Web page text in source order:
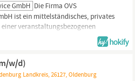
GmbH Die Firma OVS
ist ein mittelständisches, privates
veranstaltungsbezogenen
seit 1996 exklusiv alle
Ems-Hallen
sonstigen Aktivitäten (z.B. Außer-
aus. Zur...
w/d)
Landkreis, 26127, Oldenburg